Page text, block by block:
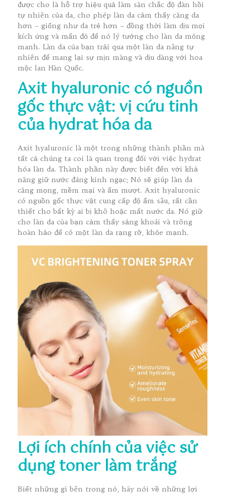
được cho là hỗ trợ hiệu quả làm săn chắc độ đàn hồi
tự nhiên của da, cho phép làn da cảm thấy căng da
hơn – giống như da trẻ hơn – đồng thời làm dịu mọi
kích ứng và mẩn đỏ để nó lý tưởng cho làn da mỏng
manh. Làn da của bạn trải qua một làn da nâng tự
nhiên để mang lại sự mịn màng và dịu dàng với hoa
mộc lan Hàn Quốc.
Axit hyaluronic có nguồn
gốc thực vật: vị cứu tinh
của hydrat hóa da
Axit hyaluronic là một trong những thành phần mà
tất cả chúng ta coi là quan trọng đối với việc hydrat
hóa làn da. Thành phần này được biết đến với khả
năng giữ nước đáng kinh ngạc; Nó sẽ giúp làn da
căng mọng, mềm mại và ẩm mượt. Axit hyaluronic
có nguồn gốc thực vật cung cấp độ ẩm sâu, rất cần
thiết cho bất kỳ ai bị khô hoặc mất nước da. Nó giữ
cho làn da của bạn cảm thấy sảng khoái và trông
hoàn hảo để có một làn da rạng rỡ, khỏe mạnh.
Lợi ích chính của việc sử
dụng toner làm trắng
Biết những gì bên trong nó, hãy nói về những lợi